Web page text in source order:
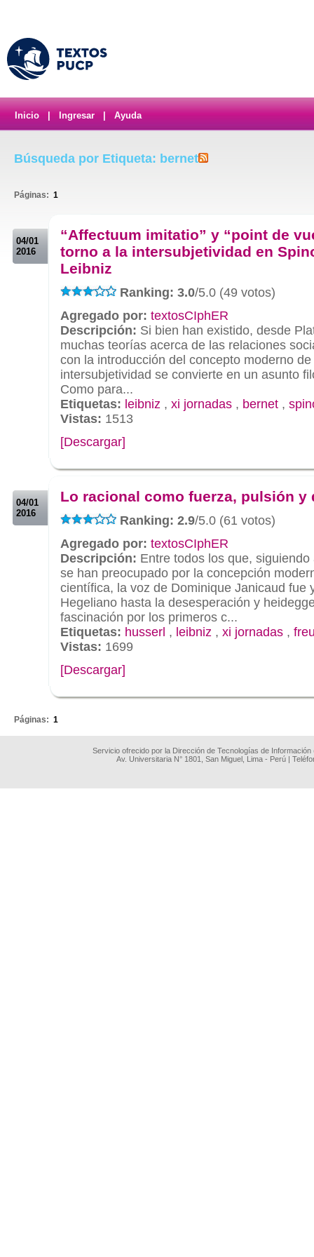
Inicio Ingresar Ayuda
Búsqueda por Etiqueta: bernet
Páginas: 1
04/01
2016
“Affectuum imitatio” y “point de
torno a la intersubjetividad en
Leibniz
Ranking: 3.0/5.0 (49 votos)
Agregado por: textosCIphER
Descripción: Si bien han existido, desde
muchas teorías acerca de las relaciones
con la introducción del concepto moderno
intersubjetividad se convierte en un asunto
Como para...
Etiquetas: leibniz , xi jornadas , bernet ,
Vistas: 1513
[Descargar]
04/01
2016
Lo racional como fuerza, pulsión y
Ranking: 2.9/5.0 (61 votos)
Agregado por: textosCIphER
Descripción: Entre todos los que, siguiendo
se han preocupado por la concepción
científica, la voz de Dominique Janicaud fue
Hegeliano hasta la desesperación y
fascinación por los primeros c...
Etiquetas: husserl , leibniz , xi jornadas ,
Vistas: 1699
[Descargar]
Páginas: 1
Servicio ofrecido por la Dirección de Tecnologías de
Av. Universitaria N° 1801, San Miguel, Lima - Perú |